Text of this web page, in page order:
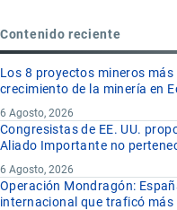
Contenido reciente
Los 8 proyectos mineros
crecimiento de la minería en
6 Agosto, 2026
Congresistas de EE. UU.
Aliado Importante no
6 Agosto, 2026
Operación Mondragón:
internacional que traficó más